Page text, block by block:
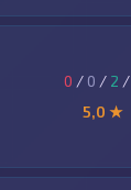
0 / 0 / 2 /
5,0 ★